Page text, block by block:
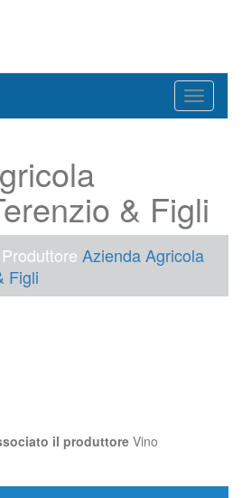
Toggle
& Figli
Azienda Agricola
Figli
il produttore Vino